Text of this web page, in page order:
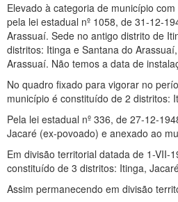
Elevado à categoria de município
pela lei estadual nº 1058, de 31-12-
Arassuaí. Sede no antigo distrito de
distritos: Itinga e Santana do
Arassuaí. Não temos a data de
No quadro fixado para vigorar no
município é constituído de 2 distritos:
Pela lei estadual nº 336, de 27-12-
Jacaré (ex-povoado) e anexado ao
Em divisão territorial datada de 1-VII-
constituído de 3 distritos: Itinga,
Assim permanecendo em divisão